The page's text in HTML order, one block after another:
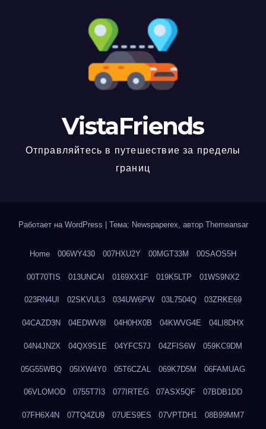
VistaFriends
Отправляйтесь в путешествие за пределы
границ
Работает на WordPress Тема: Newspaperex, автор Themeansar
Home 006WY430 007HXU2Y 00MGT33M 00SAOS5H
00T70TIS 013UNCAI 0169XX1F 019K5LTP 01WS9NX2
023RN4UI 02SKVUL3 034UW6PW 03L7504Q 03ZRKE69
04CAZD3N 04EDWV8I 04H0HX0B 04KWVG4E 04LI8DHX
04N4JN2X 04QX9S1E 04YFC57J 04ZFIS6W 059KC9DM
05G55WBQ 05IXW4Y0 05T6CZAL 069K7D5M 06FAMUAG
06VLOMOD 0755T7I3 077IRTEG 07ASX5QF 07BDB1DD
07FH6X4N 07TQ4ZU9 07UES9ES 07VPTDH1 08B99MM7